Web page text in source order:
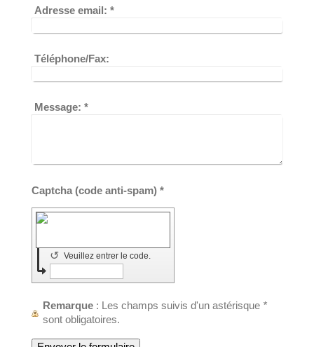
Adresse email: *
Téléphone/Fax:
Message: *
Captcha (code anti-spam) *
Veuillez entrer le code.
↺
Remarque : Les champs suivis d'un astérisque *
sont obligatoires.